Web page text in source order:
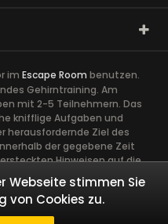
im Escape Room benutzen.
Gehirntraining. Am
mit 2-5 Teilnehmern. Das
knifflige Aufgaben und
herausfordernde Ziel des
der gegebene Zeit
Hinweisen auf die
sowie die Ideen
Zusammenhalt im Team ist
schafft Vertrauen
und kann Kollegen näher
Webseite stimmen Sie
von Cookies zu.